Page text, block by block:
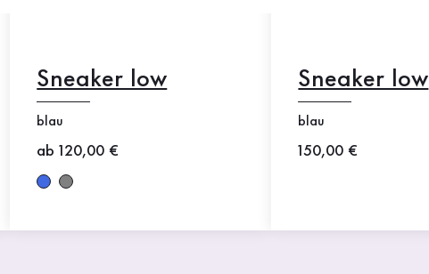
Sneaker low
blau
Neuer Preis
ab 120,00 €
Sneaker low
blau
Neuer Preis
150,00 €